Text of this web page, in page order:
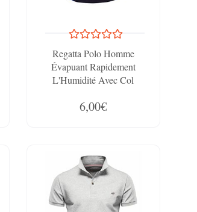
Regatta Polo Homme
Évapuant Rapidement
L'Humidité Avec Col
Shirts/Polos/Vests Homme
6,00€